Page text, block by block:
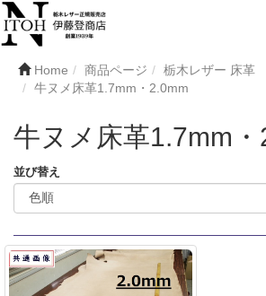
Home 商品ページ
栃木レザー 床革
牛ヌメ床革1.7mm・2.0mm
牛ヌメ床革1.7mm・
並び替え